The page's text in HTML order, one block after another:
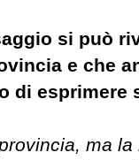
si può
e che
di esprimere
ma la